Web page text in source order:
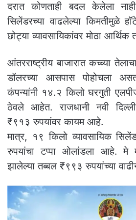
दरात कोणताही बदल केलेला
सिलेंडरच्या वाढलेल्या किमतीमुळे
छोट्या व्यावसायिकांवर मोठा आर्थिक
आंतरराष्ट्रीय बाजारात कच्च्या
डॉलरच्या आसपास पोहोचला
कंपन्यांनी १४.२ किलो घरगुती
ठेवले आहेत. राजधानी नवी
₹९१३ रुपयांवर कायम आहे.
मात्र, १९ किलो व्यावसायिक
रुपयांचा टप्पा ओलांडला आहे. मे
झालेल्या तब्बल ₹९९३ रुपयांच्या